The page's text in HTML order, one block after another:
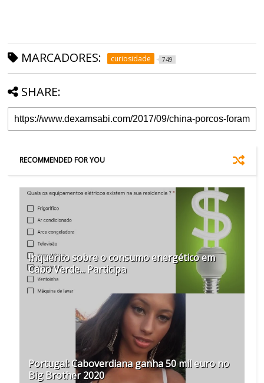
MARCADORES: curiosidade 749
SHARE:
RECOMMENDED FOR YOU
Inquérito sobre o consumo energético em
Cabo Verde... Participa
Portugal: Caboverdiana ganha 50 mil euro no
Big Brother 2020